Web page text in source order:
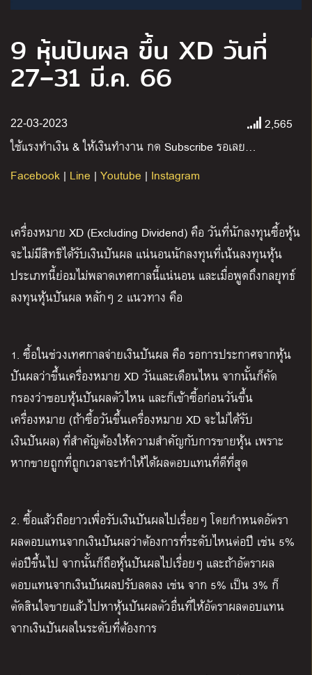
9 หุ้นปันผล ขึ้น XD วันที่
27–31 มี.ค. 66
22-03-2023
2,565
ใช้แรงทำเงิน&ให้เงินทำงาน กด Subscribe รอเลย…
Facebook | Line | Youtube | Instagram
เครื่องหมาย XD (Excluding Dividend) คือ วันที่นักลงทุนซื้อหุ้น
จะไม่มีสิทธิได้รับเงินปันผล แน่นอนนักลงทุนที่เน้นลงทุนหุ้น
ประเภทนี้ย่อมไม่พลาดเทศกาลนี้แน่นอน และเมื่อพูดถึงกลยุทธ์
ลงทุนหุ้นปันผล หลักๆ 2 แนวทาง คือ
1. ซื้อในช่วงเทศกาลจ่ายเงินปันผล คือ รอการประกาศจากหุ้น
ปันผลว่าขึ้นเครื่องหมาย XDวันและเดือนไหน จากนั้นก็คัด
กรองว่าชอบหุ้นปันผลตัวไหน และก็เข้าซื้อก่อนวันขึ้น
เครื่องหมาย (ถ้าซื้อวันขึ้นเครื่องหมาย XDจะไม่ได้รับ
เงินปันผล)ที่สำคัญต้องให้ความสำคัญกับการขายหุ้น เพราะ
หากขายถูกที่ถูกเวลาจะทำให้ได้ผลตอบแทนที่ดีที่สุด
2. ซื้อแล้วถือยาวเพื่อรับเงินปันผลไปเรื่อยๆ โดยกำหนดอัตรา
ผลตอบแทนจากเงินปันผลว่าต้องการที่ระดับไหนต่อปี เช่น 5%
ต่อปีขึ้นไป จากนั้นก็ถือหุ้นปันผลไปเรื่อยๆ และถ้าอัตราผล
ตอบแทนจากเงินปันผลปรับลดลง เช่น จาก 5% เป็น 3% ก็
ตัดสินใจขายแล้วไปหาหุ้นปันผลตัวอื่นที่ให้อัตราผลตอบแทน
จากเงินปันผลในระดับที่ต้องการ